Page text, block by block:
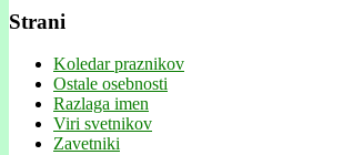
Strani
Koledar praznikov
Ostale osebnosti
Razlaga imen
Viri svetnikov
Zavetniki